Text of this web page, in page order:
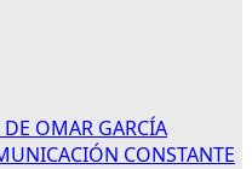
DE OMAR GARCÍA
CONSTANTE